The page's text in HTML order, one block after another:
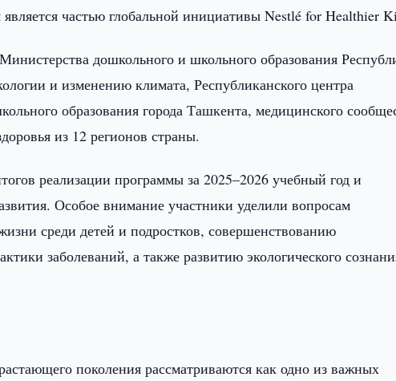
частью глобальной инициативы Nestlé for Healthier
дошкольного и школьного образования
и изменению климата, Республиканского центра
образования города Ташкента, медицинского
из 12 регионов страны.
реализации программы за 2025–2026 учебный год и
Особое внимание участники уделили вопросам
среди детей и подростков, совершенствованию
заболеваний, а также развитию экологического
поколения рассматриваются как одно из важных